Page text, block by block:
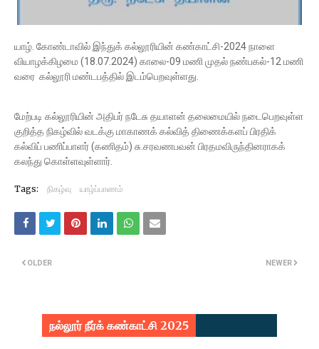
யாழ். கோண்டாவில் இந்துக் கல்லூரியின் கண்காட்சி-2024 நாளை
வியாழக்கிழமை (18.07.2024) காலை-09 மணி முதல் நண்பகல்-12 மணி
வரை கல்லூரி மண்டபத்தில் இடம்பெறவுள்ளது.
மேற்படி கல்லூரியின் அதிபர் நடேசு தயாளன் தலைமையில் நடைபெறவுள்ள
குறித்த நிகழ்வில் வடக்கு மாகாணக் கல்வித் திணைக்களப் பிரதிக்
கல்விப் பணிப்பாளர் (கணிதம்) சு.சரவணபவன் பிரதமவிருந்தினராகக்
கலந்து கொள்ளவுள்ளார்.
Tags: நிகழ்வு யாழ்ப்பாணம்
NEWER
OLDER
நல்லூர் நீர்க் கண்காட்சி 2025